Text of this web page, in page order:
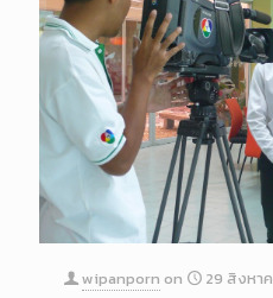
wipanporn on
29 สิงหาค